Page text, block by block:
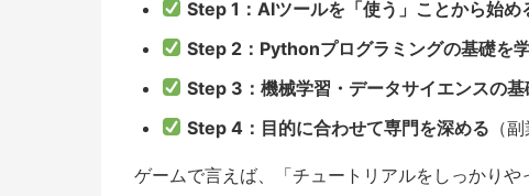
Step 1：AIツールを「使う」ことから始め
Step 2：Pythonプログラミングの基礎を
Step 3：機械学習・データサイエンスの基
Step 4：目的に合わせて専門を深める （
ゲームで言えば、「チュートリアルをしっかり